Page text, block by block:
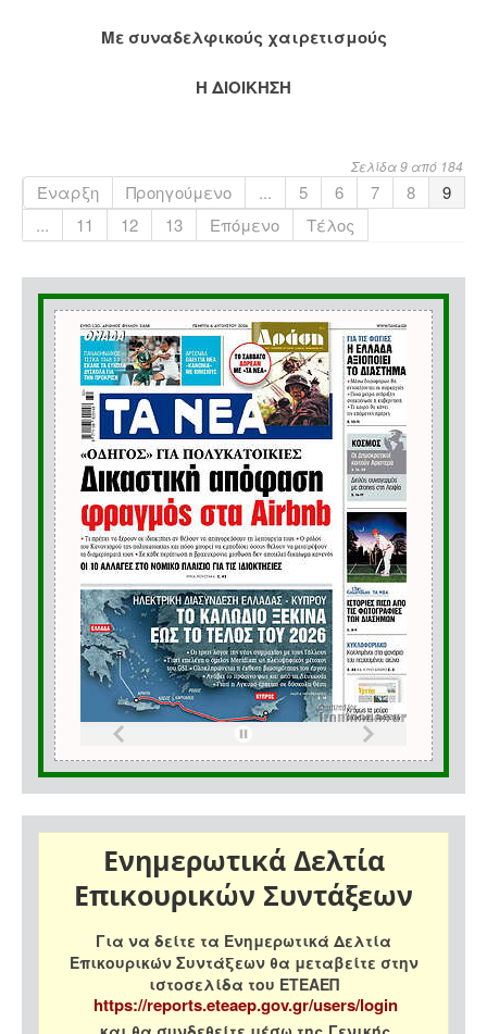
Με συναδελφικούς χαιρετισμούς
Η ΔΙΟΙΚΗΣΗ
Σελίδα 9 από 184
Έναρξη Προηγούμενο ... 5 6 7 8
9
...
11 12 13 Επόμενο Τέλος
Ενημερωτικά Δελτία
Επικουρικών Συντάξεων
Για να δείτε τα Ενημερωτικά Δελτία
Επικουρικών Συντάξεων θα μεταβείτε στην
ιστοσελίδα του ΕΤΕΑΕΠ
https://reports.eteaep.gov.gr/users/login